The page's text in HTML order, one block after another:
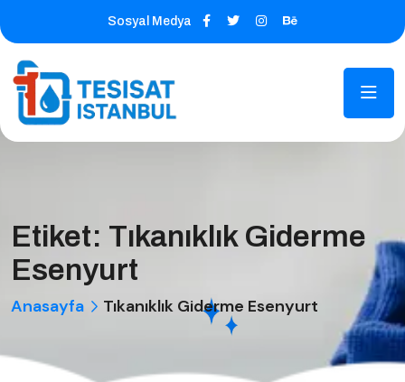
Sosyal Medya
Etiket: Tıkanıklık Giderme
Esenyurt
Anasayfa Tıkanıklık Giderme Esenyurt